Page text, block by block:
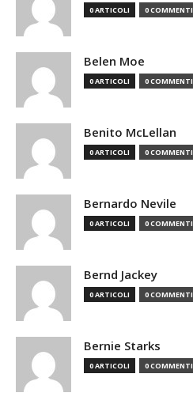
0 ARTICOLI 0 COMMENTI
Belen Moe
0 ARTICOLI 0 COMMENTI
Benito McLellan
0 ARTICOLI 0 COMMENTI
Bernardo Nevile
0 ARTICOLI 0 COMMENTI
Bernd Jackey
0 ARTICOLI 0 COMMENTI
Bernie Starks
0 ARTICOLI 0 COMMENTI